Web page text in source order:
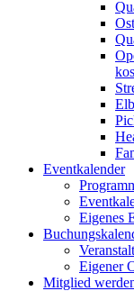
Eventkalender
Eigenes
Eigener
Mitglied